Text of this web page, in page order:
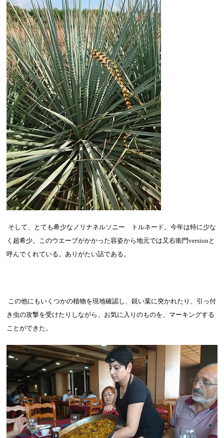
そして、とても希少なノリナネルソニー トルネード。今年は特に少な
く超希少。このウエーブがかかった容姿から地元では又右衛門versionと
呼んでくれている。ありがたい話である。
この他にもいくつかの植物を現地確認し、鋭い葉に突かれたり、引っ付
き虫の攻撃を受けたりしながら、お気に入りのものを、マーキングする
ことができた。